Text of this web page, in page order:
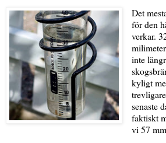
Det
för den
verkar.
inte
kyligt
senaste
faktiskt
vi 57